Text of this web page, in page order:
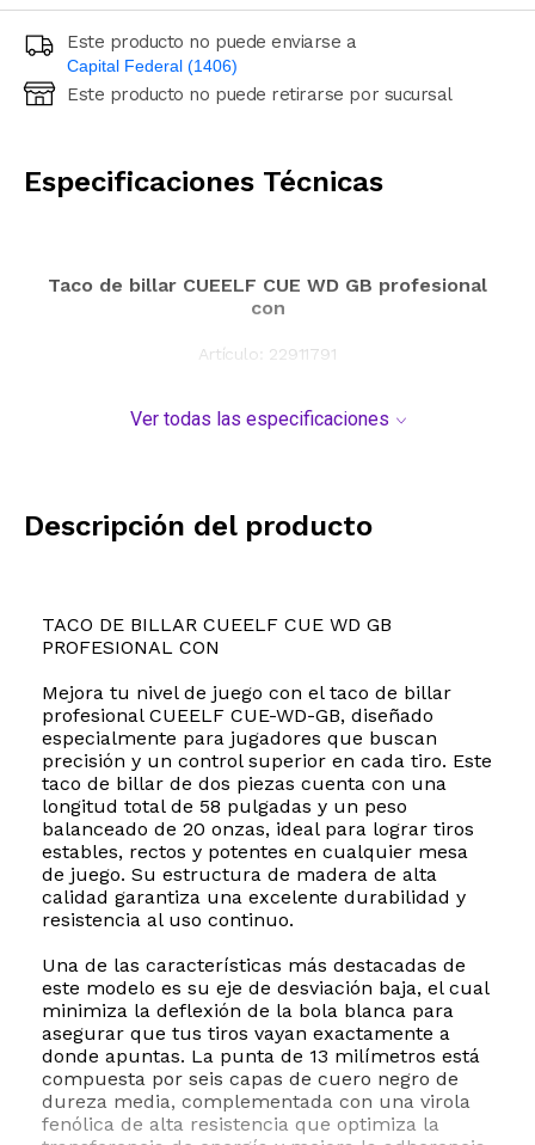
Este producto no puede enviarse a
Capital Federal (1406)
Ingresá código postal (sólo números)
Este producto no puede retirarse por sucursal
Especificaciones Técnicas
Taco de billar CUEELF CUE WD GB profesional
con
Artículo: 22911791
Ver todas las especificaciones
Descripción del producto
TACO DE BILLAR CUEELF CUE WD GB
PROFESIONAL CON
Mejora tu nivel de juego con el taco de billar
profesional CUEELF CUE-WD-GB, diseñado
especialmente para jugadores que buscan
precisión y un control superior en cada tiro. Este
taco de billar de dos piezas cuenta con una
longitud total de 58 pulgadas y un peso
balanceado de 20 onzas, ideal para lograr tiros
estables, rectos y potentes en cualquier mesa
de juego. Su estructura de madera de alta
calidad garantiza una excelente durabilidad y
resistencia al uso continuo.
Una de las características más destacadas de
este modelo es su eje de desviación baja, el cual
minimiza la deflexión de la bola blanca para
asegurar que tus tiros vayan exactamente a
donde apuntas. La punta de 13 milímetros está
compuesta por seis capas de cuero negro de
dureza media, complementada con una virola
fenólica de alta resistencia que optimiza la